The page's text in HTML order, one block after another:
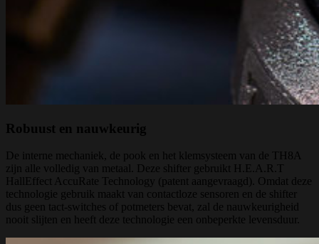
Robuust en nauwkeurig
De interne mechaniek, de pook en het klemsysteem van de TH8A
zijn alle volledig van metaal. Deze shifter gebruikt H.E.A.R.T
HallEffect AccuRate Technology (patent aangevraagd). Omdat deze
technologie gebruik maakt van contactloze sensoren en de shifter
dus geen tact-switches of potmeters bevat, zal de nauwkeurigheid
nooit slijten en heeft deze technologie een onbeperkte levensduur.